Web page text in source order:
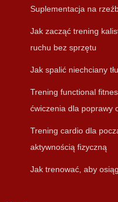
Suplementacja na
Jak zacząć trening
ruchu bez sprzętu
Jak spalić niechciany
Trening functional
ćwiczenia dla poprawy
Trening cardio dla
aktywnością fizyczną
Jak trenować, aby